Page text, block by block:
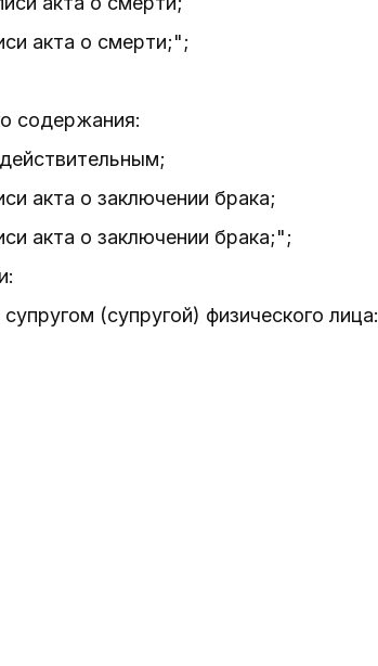
акта о смерти;";
содержания:
акта о заключении брака;
акта о заключении брака;";
(супругой) физического лица: